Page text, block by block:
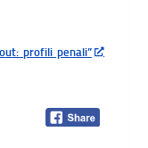
profili penali”